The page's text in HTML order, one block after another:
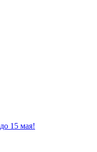
15 мая!